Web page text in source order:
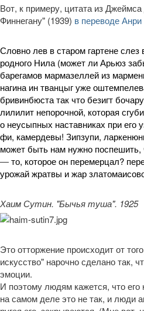
Вот, к примеру, цитата из
Финнегану" (1939) в переводе
Словно лев в старом гартене
родного Нила (может ли Арьюз
барегамов мармазеллей из
нагина ин тванцыг уже
бривинбюста так что безигт
лилилит непорочной, которая
о неусыпных наставниках при его
фи, камердевы! Зипзупи,
может быть нам нужно поспешить,
—то, которое он перемерцал?
урожай жратвы и жар
Хаим Сутин. "Бычья туша". 1925
Это отторжение происходит от
искусство" нарочно сделано так,
эмоции.
И поэтому людям кажется, что его
на самом деле это не так, и люди